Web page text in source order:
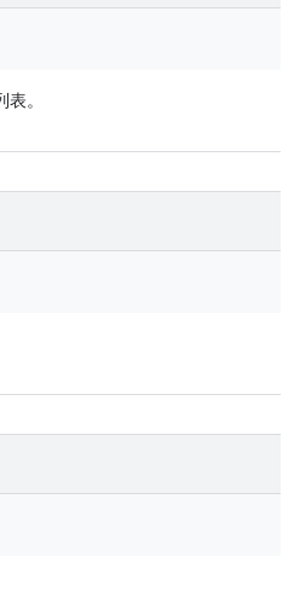
表。